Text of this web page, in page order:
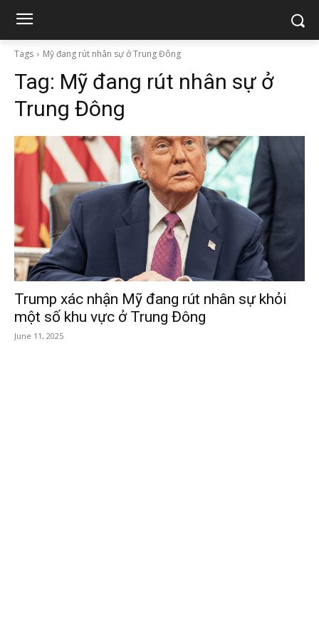
Tags Mỹ đang rút nhân sự ở Trung Đông
Tag: Mỹ đang rút nhân sự ở
Trung Đông
Trump xác nhận Mỹ đang rút nhân sự khỏi
một số khu vực ở Trung Đông
June 11, 2025